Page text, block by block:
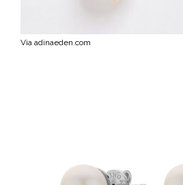
Via adinaeden.com